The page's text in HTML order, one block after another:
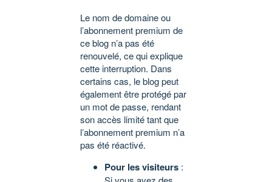
Le nom de domaine ou
l’abonnement premium de
ce blog n’a pas été
renouvelé, ce qui explique
cette interruption. Dans
certains cas, le blog peut
également être protégé par
un mot de passe, rendant
son accès limité tant que
l’abonnement premium n’a
pas été réactivé.
Pour les visiteurs :